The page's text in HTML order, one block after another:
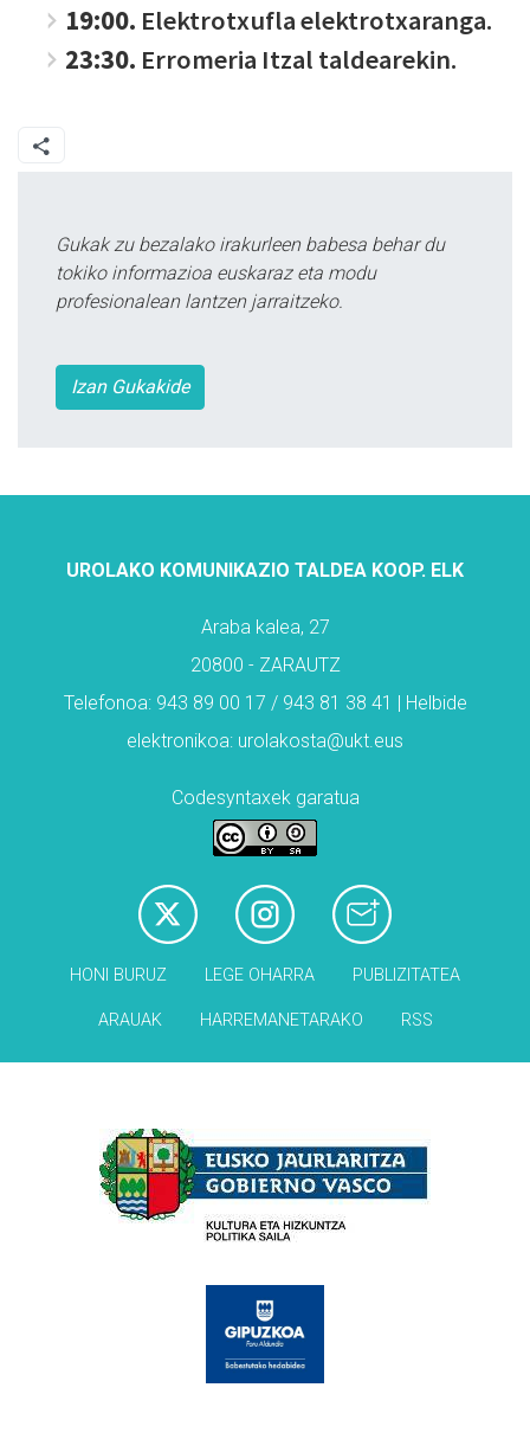
19:00. Elektrotxufla elektrotxaranga.
23:30. Erromeria Itzal taldearekin.
Gukak zu bezalako irakurleen babesa behar du
tokiko informazioa euskaraz eta modu
profesionalean lantzen jarraitzeko.
Izan Gukakide
UROLAKO KOMUNIKAZIO TALDEA KOOP. ELK
Araba kalea, 27
20800 - ZARAUTZ
Telefonoa: 943 89 00 17 / 943 81 38 41 | Helbide
elektronikoa: urolakosta@ukt.eus
Codesyntaxek garatua
HONI BURUZ LEGE OHARRA PUBLIZITATEA
ARAUAK HARREMANETARAKO RSS